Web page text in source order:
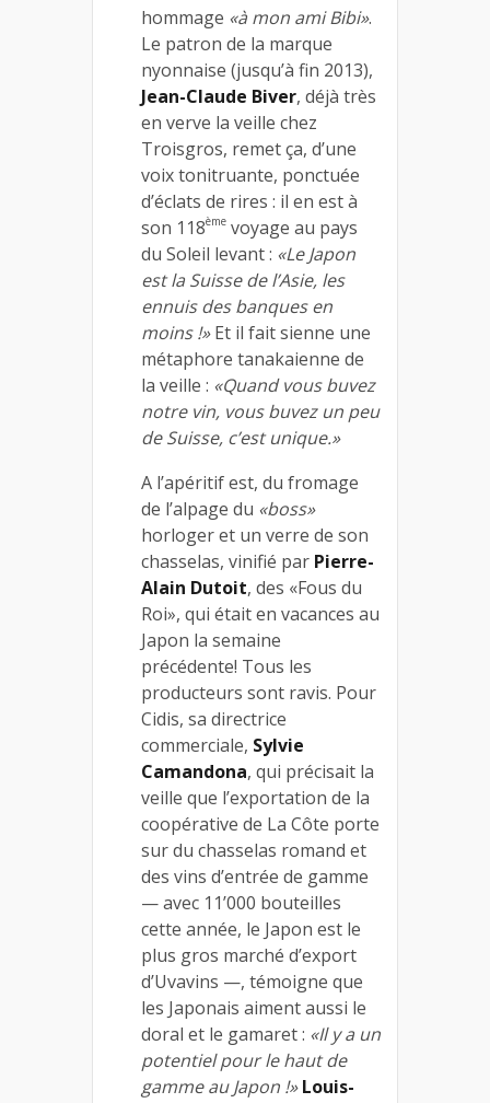
hommage «à mon ami Bibi».
Le patron de la marque
nyonnaise (jusqu’à fin 2013),
Jean-Claude Biver, déjà très
en verve la veille chez
Troisgros, remet ça, d’une
voix tonitruante, ponctuée
d’éclats de rires : il en est à
son 118ème voyage au pays
du Soleil levant : «Le Japon
est la Suisse de l’Asie, les
ennuis des banques en
moins !»Et il fait sienne une
métaphore tanakaienne de
la veille : «Quand vous buvez
notre vin, vous buvez un peu
de Suisse, c’est unique.»
A l’apéritif est, du fromage
de l’alpage du «boss»
horloger et un verre de son
chasselas, vinifié par Pierre-
Alain Dutoit, des «Fous du
Roi», qui était en vacances au
Japon la semaine
précédente! Tous les
producteurs sont ravis. Pour
Cidis, sa directrice
commerciale, Sylvie
Camandona, qui précisait la
veille que l’exportation de la
coopérative de La Côte porte
sur du chasselas romand et
des vins d’entrée de gamme
— avec 11’000 bouteilles
cette année, le Japon est le
plus gros marché d’export
d’Uvavins —, témoigne que
les Japonais aiment aussi le
doral et le gamaret : «Il y a un
potentiel pour le haut de
gamme au Japon !» Louis-